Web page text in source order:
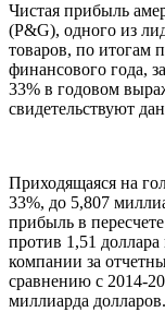
Чистая прибыль
(P&G), одного из
товаров, по итогам
финансового года,
33% в годовом
свидетельствуют
Приходящаяся на
33%, до 5,807
прибыль в
против 1,51
компании за
сравнению с 2014-
миллиарда долларов.